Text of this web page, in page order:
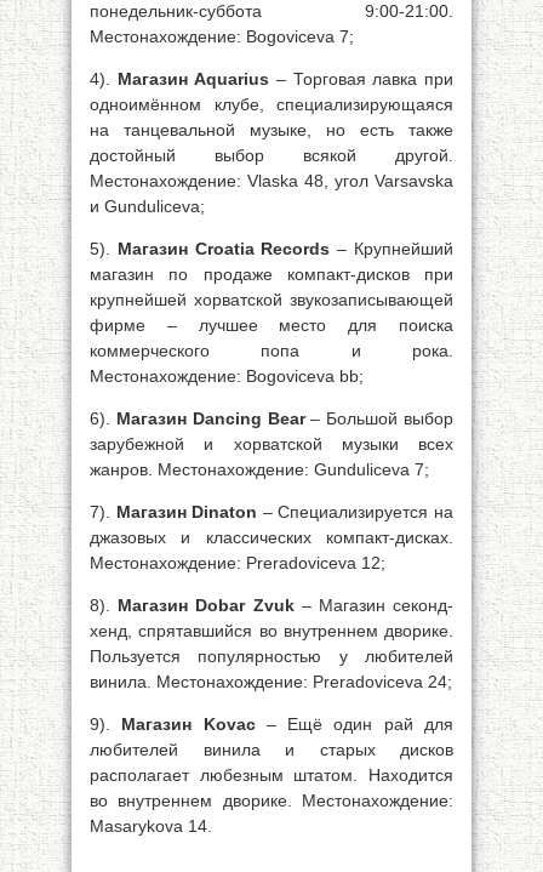
понедельник-суббота 9:00-21:00.
Местонахождение: Bogoviceva 7;
4). Магазин Aquarius – Торговая лавка при
одноимённом клубе, специализирующаяся
на танцевальной музыке, но есть также
достойный выбор всякой другой.
Местонахождение: Vlaska 48, угол Varsavska
и Gunduliceva;
5). Магазин Croatia Records – Крупнейший
магазин по продаже компакт-дисков при
крупнейшей хорватской звукозаписывающей
фирме – лучшее место для поиска
коммерческого попа и рока.
Местонахождение: Bogoviceva bb;
6). Магазин Dancing Bear– Большой выбор
зарубежной и хорватской музыки всех
жанров. Местонахождение: Gunduliceva 7;
7). Магазин Dinaton – Специализируется на
джазовых и классических компакт-дисках.
Местонахождение: Preradoviceva 12;
8). Магазин Dobar Zvuk– Магазин секонд-
хенд, спрятавшийся во внутреннем дворике.
Пользуется популярностью у любителей
винила. Местонахождение: Preradoviceva 24;
9). Магазин Kovac– Ещё один рай для
любителей винила и старых дисков
располагает любезным штатом. Находится
во внутреннем дворике. Местонахождение:
Masarykova 14.